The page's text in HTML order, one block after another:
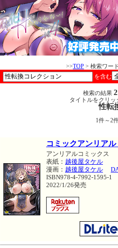
>>TOP > 検索ワー
を含む
検索の結果
タイトルをクリ
性転
1件～2
コミックアンリア
アンリアルコミックス
表紙： 越後屋タケル
漫画： 越後屋タケル
ISBN978-4-7992-1595-1
2022/1/26発売